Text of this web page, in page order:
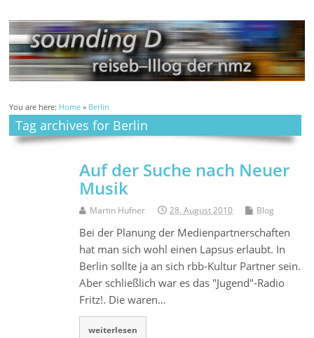
You are here: Home » Berlin
Tag archives for Berlin
Auf der Suche nach Neuer
Musik
Martin Hufner 28. August 2010 Blog
Bei der Planung der Medienpartnerschaften
hat man sich wohl einen Lapsus erlaubt. In
Berlin sollte ja an sich rbb-Kultur Partner sein.
Aber schließlich war es das "Jugend"-Radio
Fritz!. Die waren…
weiterlesen